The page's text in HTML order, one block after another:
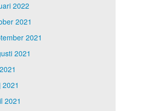
2022
2021
2021
2021
2021
2021